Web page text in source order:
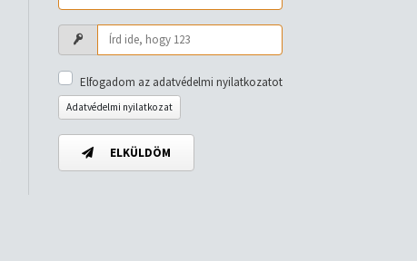
Elfogadom az adatvédelmi nyilatkozatot
Adatvédelmi nyilatkozat
ELKÜLDÖM